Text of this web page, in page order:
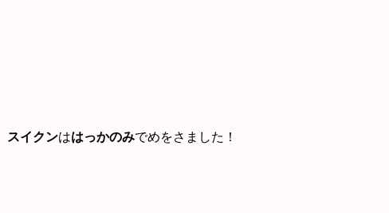
スイクンははっかのみでめをさました！